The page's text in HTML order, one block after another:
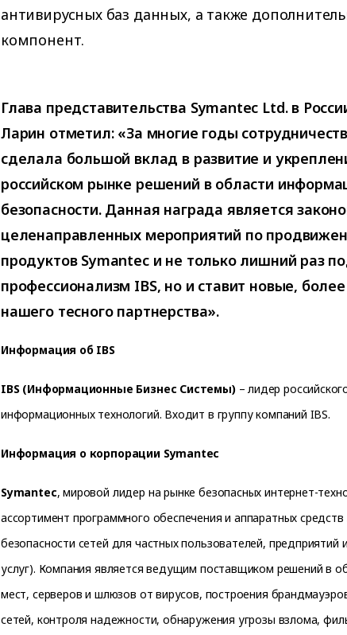
антивирусных баз данных, а также
компонент.
Глава представительства Symantec Ltd. в
Ларин отметил: «За многие годы
сделала большой вклад в развитие и
российском рынке решений в области
безопасности. Данная награда является
целенаправленных мероприятий по
продуктов Symantec и не только лишний раз
профессионализм IBS, но и ставит новые,
нашего тесного партнерства».
Информация об IBS
IBS (Информационные Бизнес Системы)– лидер
информационных технологий. Входит в группу компаний IBS.
Информация о корпорации Symantec
Symantec, мировой лидер на рынке безопасных интернет-
ассортимент программного обеспечения и аппаратных
безопасности сетей для частных пользователей,
услуг). Компания является ведущим поставщиком решений в
мест, серверов и шлюзов от вирусов, построения
сетей, контроля надежности, обнаружения угрозы взлома,